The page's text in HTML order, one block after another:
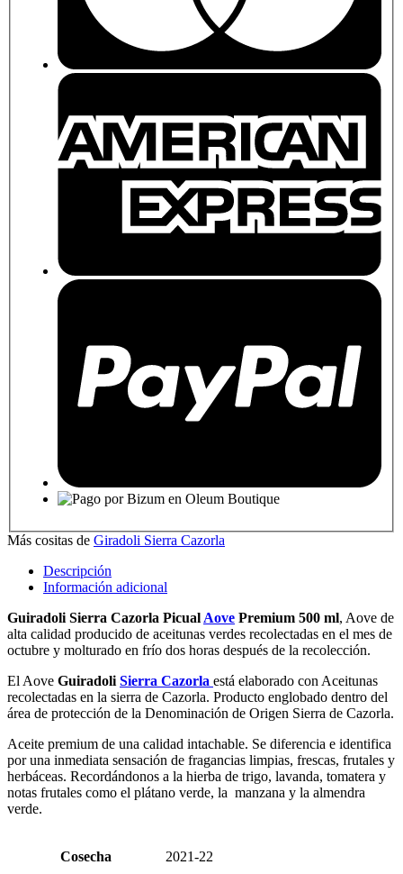
Más cositas de Giradoli Sierra Cazorla
Descripción
Información adicional
Guiradoli Sierra Cazorla Picual Aove Premium 500 ml, Aove de
alta calidad producido de aceitunas verdes recolectadas en el mes de
octubre y molturado en frío dos horas después de la recolección.
El Aove Guiradoli Sierra Cazorla está elaborado con Aceitunas
recolectadas en la sierra de Cazorla. Producto englobado dentro del
área de protección de la Denominación de Origen Sierra de Cazorla.
Aceite premium de una calidad intachable. Se diferencia e identifica
por una inmediata sensación de fragancias limpias, frescas, frutales y
herbáceas. Recordándonos a la hierba de trigo, lavanda, tomatera y
notas frutales como el plátano verde, la manzana y la almendra
verde.
Cosecha 2021-22